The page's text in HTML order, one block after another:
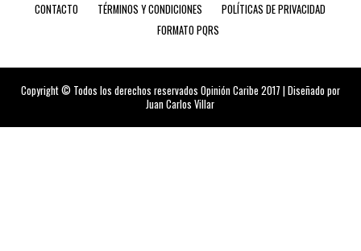
CONTACTO TÉRMINOS Y CONDICIONES
POLÍTICAS DE PRIVACIDAD
FORMATO PQRS
Copyright © Todos los derechos reservados Opinión Caribe 2017 | Diseñado por
Juan Carlos Villar